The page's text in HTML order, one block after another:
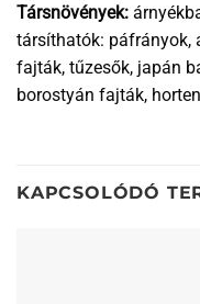
Társnövények:
társíthatók: páfrányok,
fajták, tűzesők, japán
borostyán fajták,
KAPCSOLÓDÓ